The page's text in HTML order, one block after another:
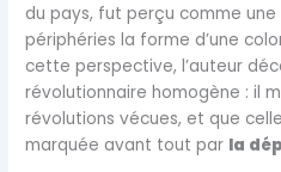
du pays, fut perçu comme
périphéries la forme d’une
cette perspective, l’auteur
révolutionnaire homogène : il
révolutions vécues, et que
marquée avant tout par la